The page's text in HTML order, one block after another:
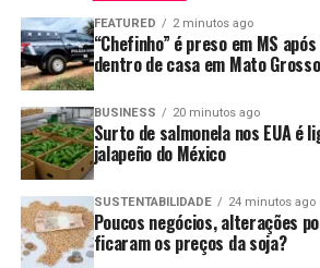
Foto: Pedro Silvestre/Canal Rural
Crescimento
fazenda
O ingresso definitivo aconteceu
primeira safra, quando surgiu uma
propriedade. A partir dali, a rotina
FEATURED 2 minutos ago
“Chefinho” é preso em MS
dentro de casa em Mato Grosso
BUSINESS 20 minutos ago
Surto de salmonela nos EUA é
jalapeño do México
SUSTENTABILIDADE 24 minutos ago
Poucos negócios, alterações
ficaram os preços da soja?